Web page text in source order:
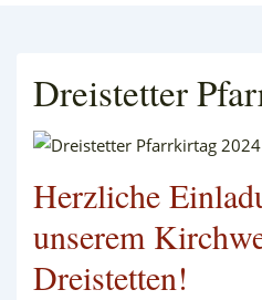
Dreistetter
Herzliche
unserem
Dreistetten!